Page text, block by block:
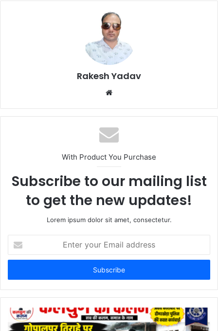
Rakesh Yadav
b
s
i
e
With Product You Purchase
Subscribe to our mailing list
to get the new updates!
Lorem ipsum dolor sit amet, consectetur.
t
r
y
u